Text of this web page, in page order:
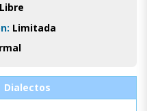
Libre
Limitada
Dialectos